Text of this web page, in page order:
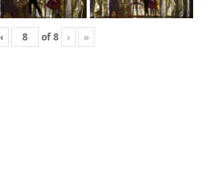
‹ of8 › »